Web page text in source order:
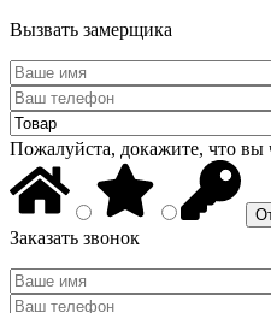
Вызвать замерщика
Пожалуйста, докажите, что вы
Заказать звонок